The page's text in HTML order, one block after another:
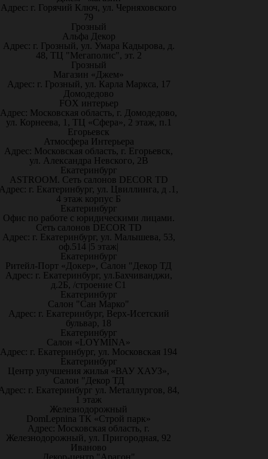
Адрес: г. Горячий Ключ, ул. Черняховского
79
Грозный
Альфа Декор
Адрес: г. Грозный, ул. Умара Кадырова, д.
48, ТЦ "Мегаполис", эт. 2
Грозный
Магазин «Джем»
Адрес: г. Грозный, ул. Карла Маркса, 17
Домодедово
FOX интерьер
Адрес: Московская область, г. Домодедово,
ул. Корнеева, 1, ТЦ «Сфера», 2 этаж, п.1
Егорьевск
Атмосфера Интерьера
Адрес: Московская область, г. Егорьевск,
ул. Александра Невского, 2В
Екатеринбург
ASTROOM. Сеть салонов DECOR TD
г. Екатеринбург, ул. Цвиллинга, д .1,
4 этаж корпус Б
Екатеринбург
Офис по работе с юридическими лицами.
Сеть салонов DECOR TD
Адрес: г. Екатеринбург, ул. Малышева, 53,
оф.514 |5 этаж|
Екатеринбург
Ритейл-Порт «Докер», Салон "Декор ТД
Адрес: г. Екатеринбург, ул.Бахчиванджи,
д.2Б, /строение С1
Екатеринбург
Салон "Сан Марко"
Адрес: г. Екатеринбург, Верх-Исетский
бульвар, 18
Екатеринбург
Салон «LOYMINA»
Адрес: г. Екатеринбург, ул. Московская 194
Екатеринбург
Центр улучшения жилья «ВАУ ХАУЗ»,
Салон "Декор ТД
г. Екатеринбург ул. Металлургов, 84,
1 этаж
Железнодорожный
DomLepnina ТК «Строй парк»
Адрес: Московская область, г.
Железнодорожный, ул. Пригородная, 92
Иваново
Декор-центр "Арагон"